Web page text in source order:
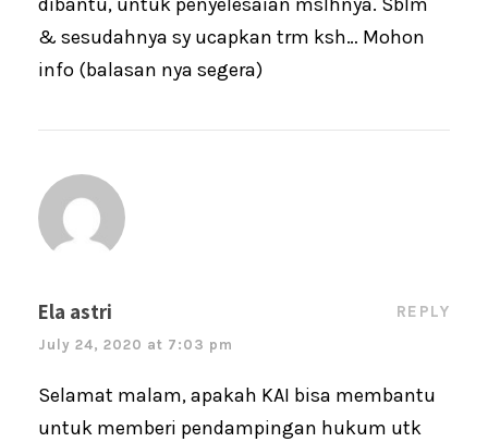
& sesudahnya sy ucapkan trm ksh… Mohon
info (balasan nya segera)
Ela astri
July 24, 2020 at 7:03 pm
REPLY
Selamat malam, apakah KAI bisa membantu
untuk memberi pendampingan hukum utk